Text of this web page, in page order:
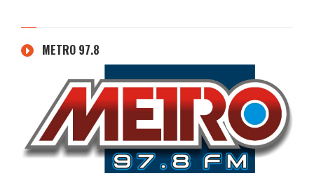
METRO 97.8